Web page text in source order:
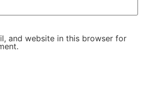
and website in this browser for